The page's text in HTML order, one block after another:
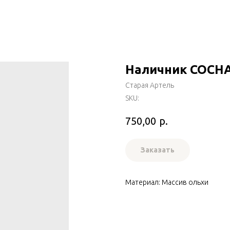
Наличник
Старая Артель
SKU:
750,00 р.
Заказать
Материал: Массив ольхи